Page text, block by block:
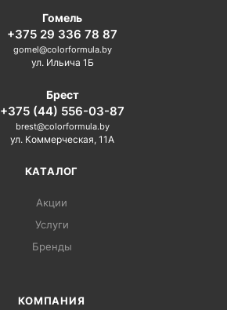
Гомель
+375 29 336 78 87
gomel@colorformula.by
ул. Ильича 1Б
Брест
+375 (44) 556-03-87
brest@colorformula.by
ул. Коммерческая, 11А
КАТАЛОГ
Акции
Услуги
Бренды
КОМПАНИЯ